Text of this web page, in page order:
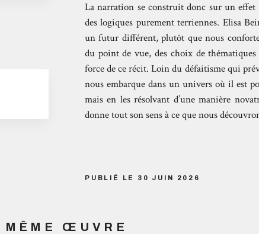
La narration se construit donc sur un effet
des logiques purement terriennes. Elisa
un futur différent, plutôt que nous
du point de vue, des choix de
force de ce récit. Loin du défaitisme qui
nous embarque dans un univers où il est
mais en les résolvant d’une manière
donne tout son sens à ce que nous
PUBLIÉ LE 30 JUIN 2026
MÊME ŒUVRE